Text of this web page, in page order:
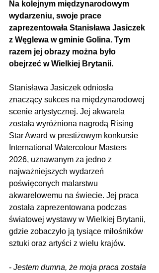
Na kolejnym międzynarodowym
wydarzeniu, swoje prace
zaprezentowała Stanisława Jasiczek
z Węglewa w gminie Golina. Tym
razem jej obrazy można było
obejrzeć w Wielkiej Brytanii.
Stanisława Jasiczek odniosła
znaczący sukces na międzynarodowej
scenie artystycznej. Jej akwarela
została wyróżniona nagrodą Rising
Star Award w prestiżowym konkursie
International Watercolour Masters
2026, uznawanym za jedno z
najważniejszych wydarzeń
poświęconych malarstwu
akwarelowemu na świecie. Jej praca
została zaprezentowana podczas
światowej wystawy w Wielkiej Brytanii,
gdzie zobaczyło ją tysiące miłośników
sztuki oraz artyści z wielu krajów.
- Jestem dumna, że moja praca została